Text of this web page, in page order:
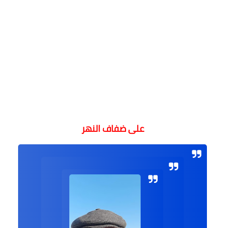
على ضفاف النهر